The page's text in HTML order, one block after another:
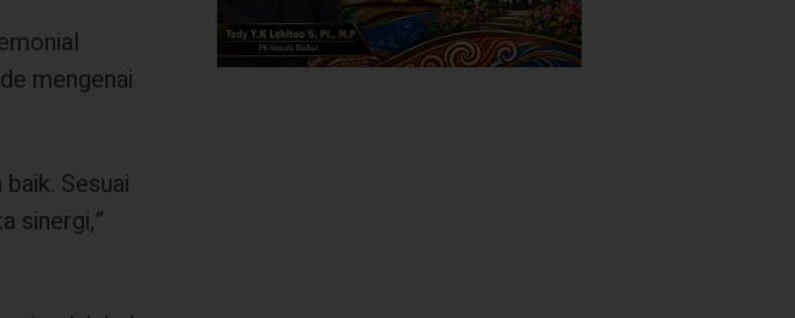
mengenai
Sesuai
sinergi,”